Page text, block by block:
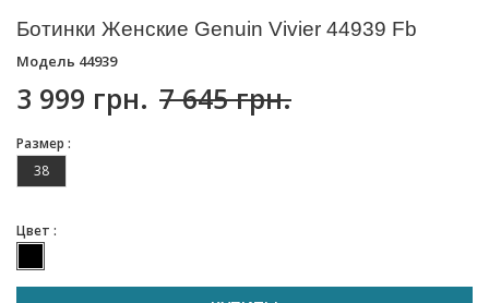
Ботинки Женские Genuin Vivier 44939 Fb
Модель 44939
3 999 грн. 7 645 грн.
Размер :
38
Цвет :